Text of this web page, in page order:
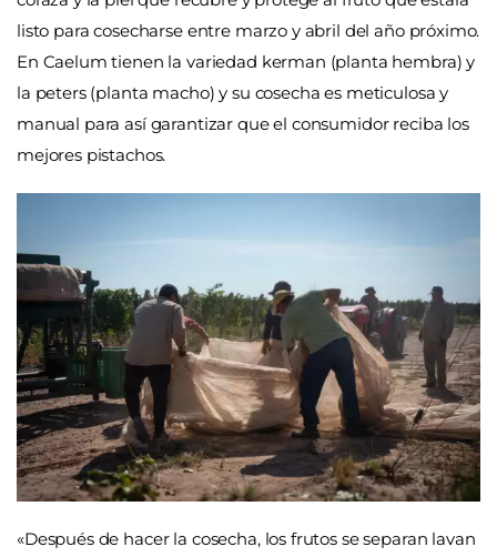
listo para cosecharse entre marzo y abril del año próximo.
En Caelum tienen la variedad kerman (planta hembra) y
la peters (planta macho) y su cosecha es meticulosa y
manual para así garantizar que el consumidor reciba los
mejores pistachos.
«Después de hacer la cosecha, los frutos se separan lavan